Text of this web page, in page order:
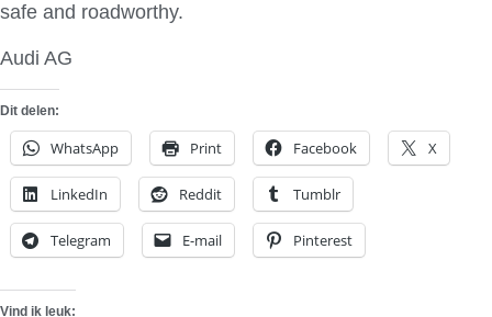
safe and roadworthy.
Audi AG
Dit delen:
WhatsApp Print Facebook X
LinkedIn Reddit Tumblr
Telegram E-mail Pinterest
Vind ik leuk: